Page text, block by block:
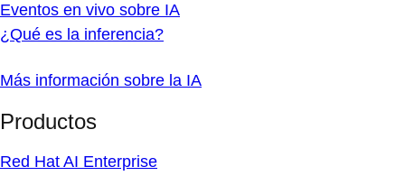
Eventos en vivo sobre IA
¿Qué es la inferencia?
Más información sobre la IA
Productos
Red Hat AI Enterprise